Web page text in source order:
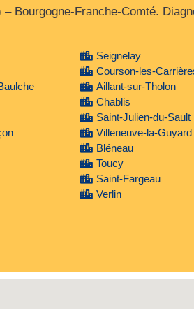
Bourgogne‑Franche‑Comté.
Seignelay
Courson-les-
Aillant-sur-Tholon
Chablis
Saint-Julien-du-Sault
Villeneuve-la-Guyard
Bléneau
Toucy
Saint-Fargeau
Verlin